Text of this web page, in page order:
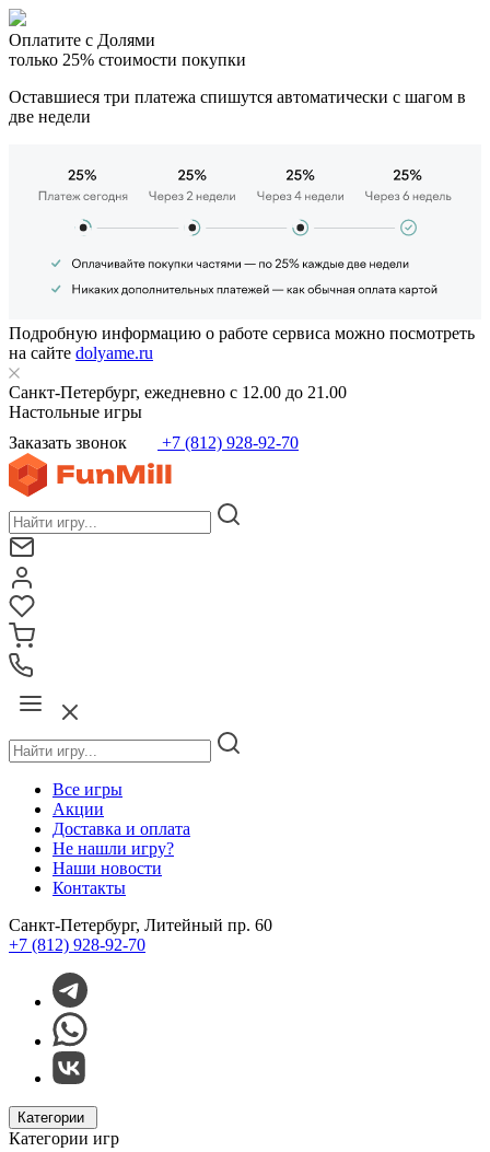
Оплатите с Долями
только 25% стоимости покупки
Оставшиеся три платежа спишутся автоматически с шагом в
две недели
Подробную информацию о работе сервиса можно посмотреть
на сайте dolyame.ru
Санкт-Петербург, ежедневно с 12.00 до 21.00
Настольные игры
Заказать звонок
+7 (812) 928-92-70
Все игры
Акции
Доставка и оплата
Не нашли игру?
Наши новости
Контакты
Санкт-Петербург, Литейный пр. 60
+7 (812) 928-92-70
Категории
Категории игр